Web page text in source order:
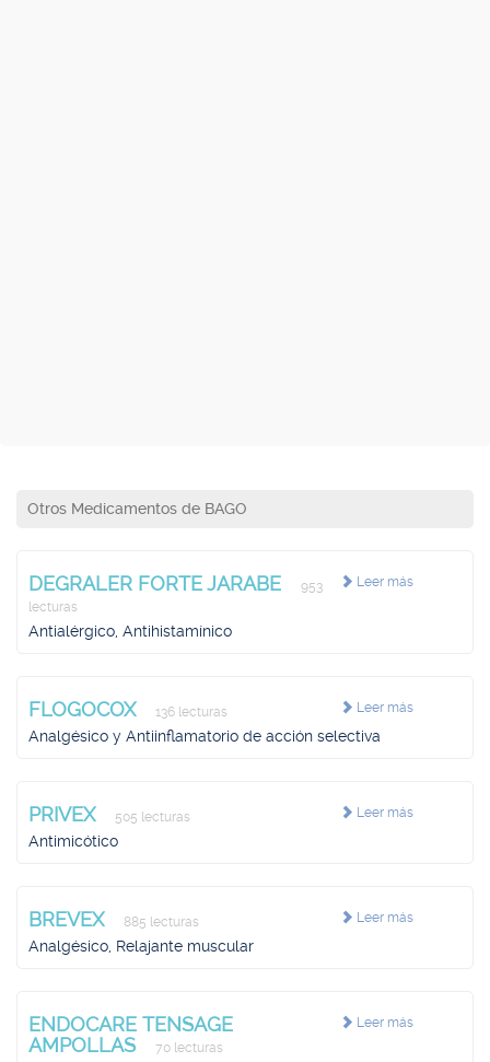
Otros Medicamentos de BAGO
Leer más
DEGRALER FORTE JARABE
953
lecturas
Antialérgico, Antihistamínico
Leer más
FLOGOCOX 136 lecturas
Analgésico y Antiinflamatorio de acción selectiva
Leer más
PRIVEX 505 lecturas
Antimicótico
Leer más
BREVEX 885 lecturas
Analgésico, Relajante muscular
Leer más
ENDOCARE TENSAGE
AMPOLLAS
70 lecturas